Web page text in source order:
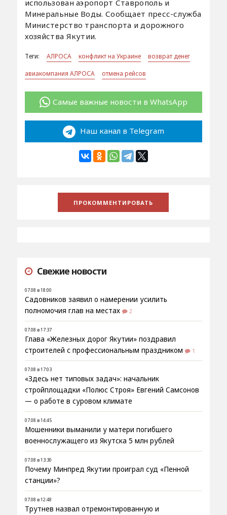
использован аэропорт Ставрополь и
Минеральные Воды. Сообщает пресс-служба
Министерство транспорта и дорожного
хозяйства Якутии.
Теги: АЛРОСА конфликт на Украине
возврат денег
авиакомпания АЛРОСА
отмена рейсов
Самые важные новости в WhatsApp
Наш канал в Telegram
Свежие новости
07.08 в 18:00
Садовников заявил о намерении усилить
полномочия глав на местах
2
07.08 в 17:37
Глава «Железных дорог Якутии» поздравил
строителей с профессиональным праздником
1
07.08 в 17:03
«Здесь нет типовых задач»: начальник
стройплощадки «Полюс Строя» Евгений Самсонов
— о работе в суровом климате
07.08 в 14:45
Мошенники выманили у матери погибшего
военнослужащего из Якутска 5 млн рублей
07.08 в 13:30
Почему Минпред Якутии проиграл суд «Пенной
станции»?
07.08 в 12:48
Трутнев назвал отремонтированную и